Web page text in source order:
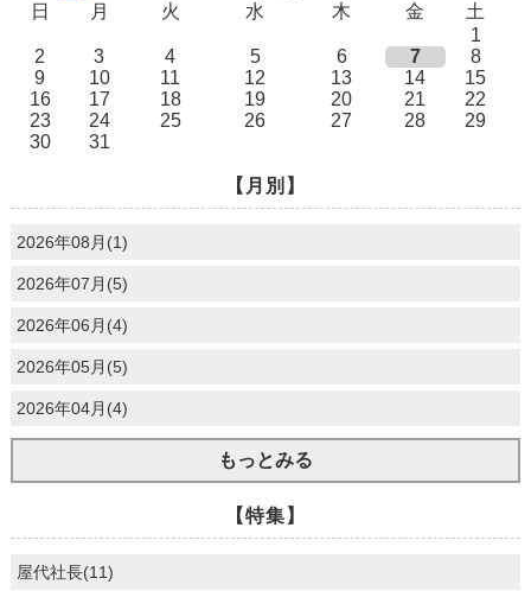
日
月 火 水 木 金
土
1
2
3 4 5 6 7
8
9
10 11 12 13 14
15
16
17 18 19 20 21
22
23
24 25 26 27 28
29
30
31
【月別】
2026年08月(1)
2026年07月(5)
2026年06月(4)
2026年05月(5)
2026年04月(4)
もっとみる
【特集】
屋代社長(11)